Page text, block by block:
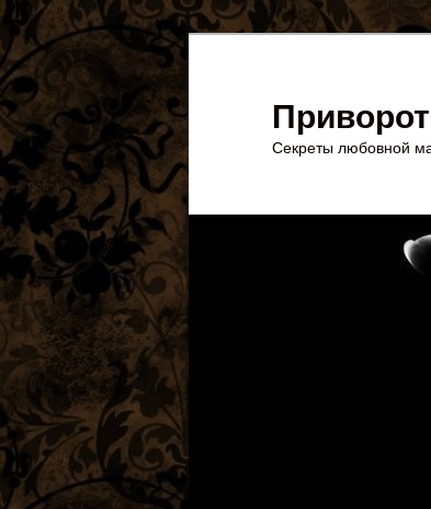
Перейти
к
основному
содержимому
Перейти
к
дополнительному
содержимому
Приворот
Секреты любовной